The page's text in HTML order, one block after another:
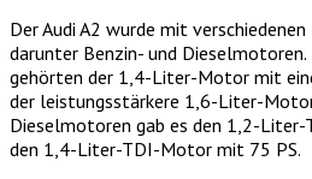
Der Audi A2 wurde mit
darunter Benzin- und
gehörten der 1,4-Liter-Motor mit
der leistungsstärkere 1,6-Liter-
Dieselmotoren gab es den 1,2-
den 1,4-Liter-TDI-Motor mit 75 PS.